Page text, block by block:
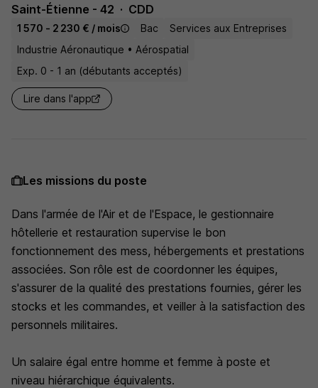
Saint-Étienne - 42 CDD
1 570 - 2 230 € / mois Bac
Services aux Entreprises
Industrie Aéronautique • Aérospatial
Exp. 0 - 1 an (débutants acceptés)
Lire dans l'app
Les missions du poste
Dans l'armée de l'Air et de l'Espace, le gestionnaire
hôtellerie et restauration supervise le bon
fonctionnement des mess, hébergements et prestations
associées. Son rôle est de coordonner les équipes,
s'assurer de la qualité des prestations fournies, gérer les
stocks et les commandes, et veiller à la satisfaction des
personnels militaires.
Un salaire égal entre homme et femme à poste et
niveau hiérarchique équivalents.